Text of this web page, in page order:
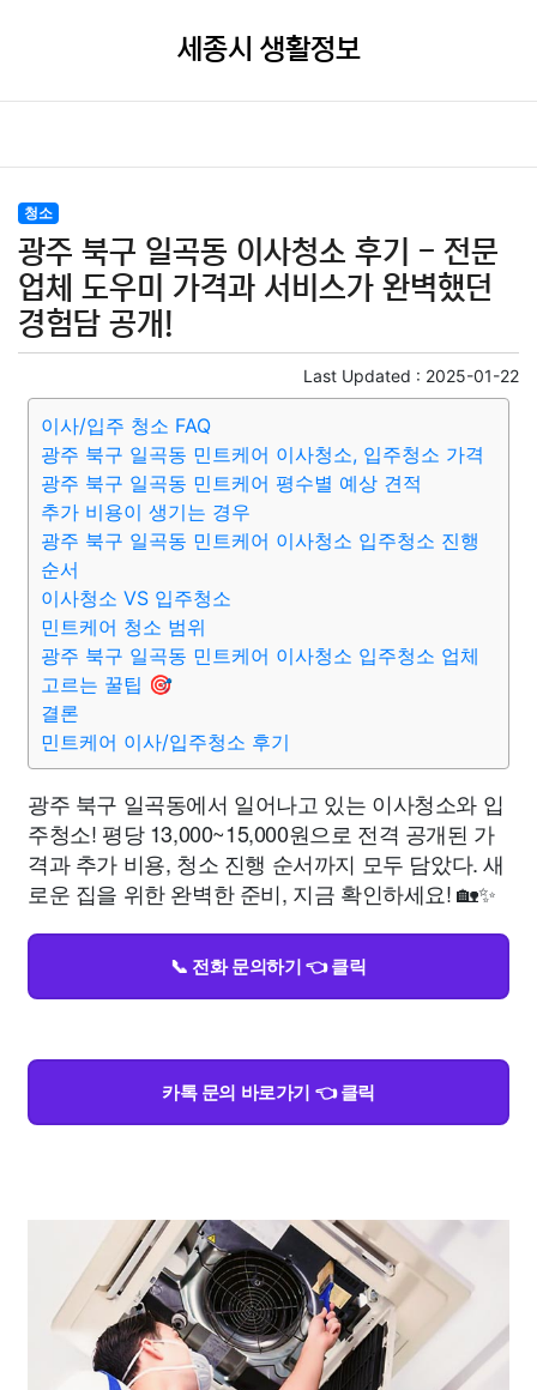
세종시 생활정보
청소
광주 북구 일곡동 이사청소 후기 - 전문
업체 도우미 가격과 서비스가 완벽했던
경험담 공개!
Last Updated : 2025-01-22
이사/입주 청소 FAQ
광주 북구 일곡동 민트케어 이사청소, 입주청소 가격
광주 북구 일곡동 민트케어 평수별 예상 견적
추가 비용이 생기는 경우
광주 북구 일곡동 민트케어 이사청소 입주청소 진행
순서
이사청소 VS 입주청소
민트케어 청소 범위
광주 북구 일곡동 민트케어 이사청소 입주청소 업체
고르는 꿀팁 🎯
결론
민트케어 이사/입주청소 후기
광주 북구 일곡동에서 일어나고 있는 이사청소와 입
주청소! 평당 13,000~15,000원으로 전격 공개된 가
격과 추가 비용, 청소 진행 순서까지 모두 담았다. 새
로운 집을 위한 완벽한 준비, 지금 확인하세요! 🏡✨
📞 전화 문의하기 👈 클릭
카톡 문의 바로가기 👈 클릭